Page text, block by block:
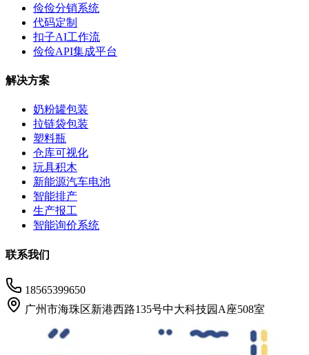
俭俭分销系统
代码定制
扣子AI工作流
俭俭API集成平台
解决方案
奶粉罐包装
拉链袋包装
塑料瓶
仓库可视化
玩具积木
新能源汽车电池
智能排产
生产报工
智能询价系统
联系我们
18565399650
广州市海珠区新港西路135号中大科技园A座508室